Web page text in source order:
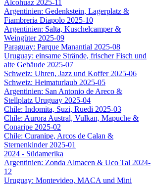
Alcohuaz 2025-11
Argentinien: Gedenkstein, Lagerplatz &
Fiambreria Diapolo 2025-10
Argentinien: Salta, Kuschelcamper &
Weingüter 2025-09
Paraguay: Parque Manantial 2025-08
Uruguay: einsame Strände, frischer Fisch und
alte Gebäude 2025-07
Schweiz: Uhren, Jazz und Koffer 2025-06
Schweiz: Heimaturlaub 2025-05
Argentinien: San Antonio de Areco &
Stellplatz Uruguay 2025-04
Chile: Indomita, Suzi, Ruedi 2025-03
Chile: Aurora Austral, Vulkan, Mapuche &
Conaripe 2025-02
Chile: Curanipe, Arcos de Calan &
Sternenkinder 2025-01
2024 - Südamerika
Argentinien: Zonda Almacen & Uco Tal 2024-
12
Uruguay: Montevideo, MACA und Mini